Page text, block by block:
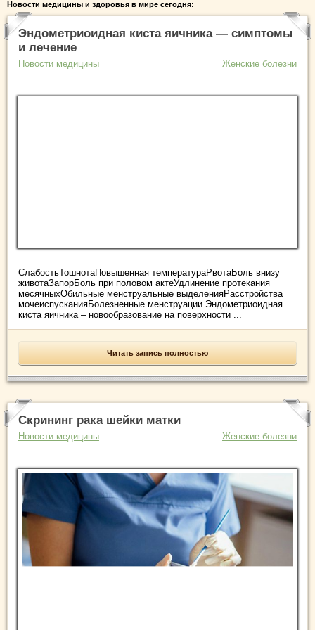
Новости медицины и здоровья в мире сегодня:
Эндометриоидная киста яичника — симптомы
и лечение
Новости медицины Женские болезни
СлабостьТошнотаПовышенная температураРвотаБоль внизу
животаЗапорБоль при половом актеУдлинение протекания
месячныхОбильные менструальные выделенияРасстройства
мочеиспусканияБолезненные менструации Эндометриоидная
киста яичника – новообразование на поверхности ...
Читать запись полностью
Скрининг рака шейки матки
Новости медицины Женские болезни